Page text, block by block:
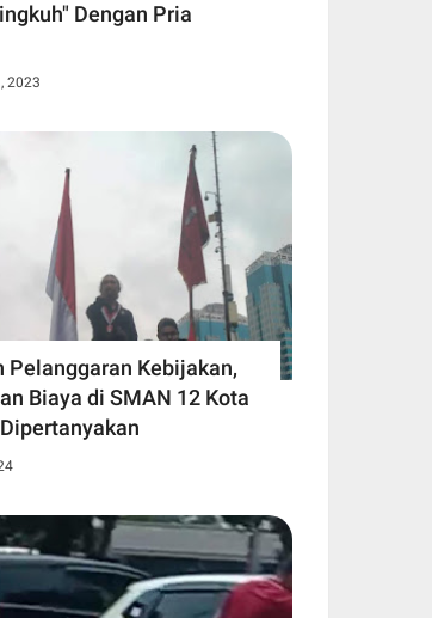
Dengan Pria
2023
Pelanggaran Kebijakan,
Biaya di SMAN 12 Kota